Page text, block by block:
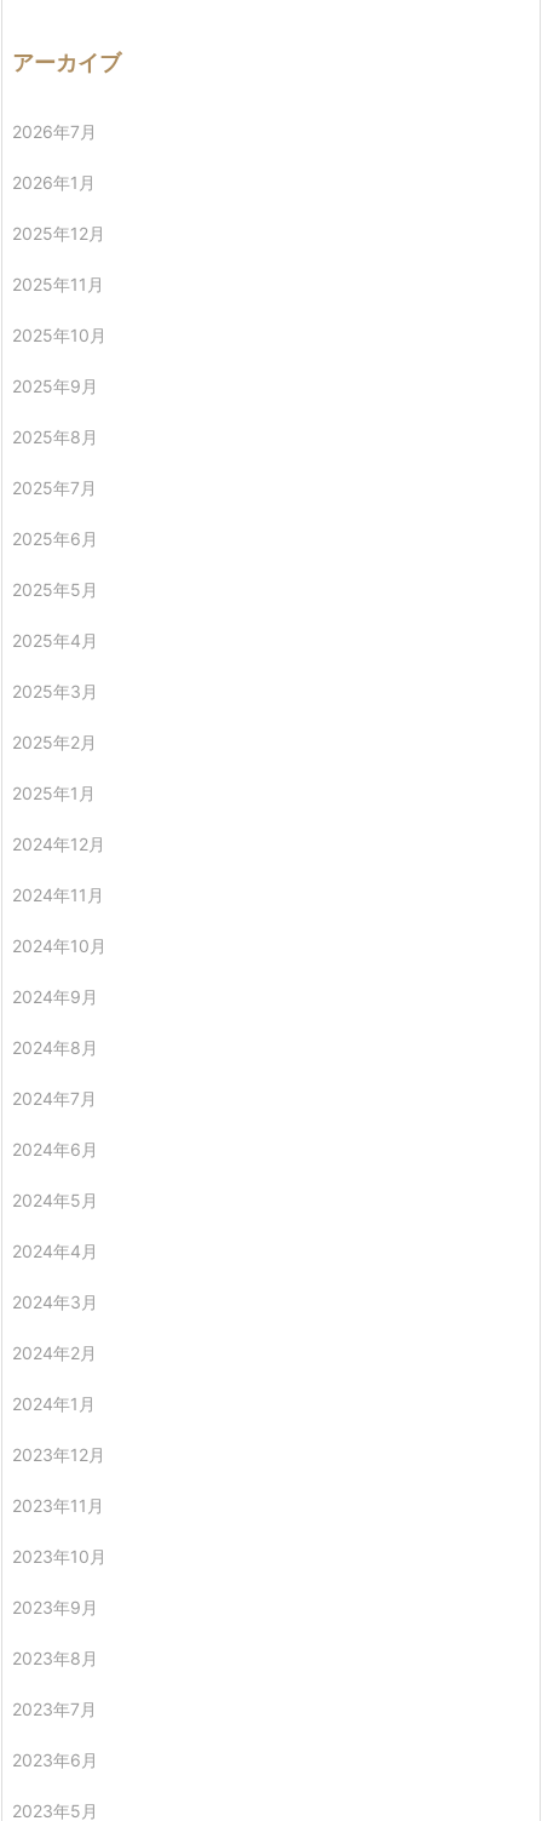
アーカイブ
2026年7月
2026年1月
2025年12月
2025年11月
2025年10月
2025年9月
2025年8月
2025年7月
2025年6月
2025年5月
2025年4月
2025年3月
2025年2月
2025年1月
2024年12月
2024年11月
2024年10月
2024年9月
2024年8月
2024年7月
2024年6月
2024年5月
2024年4月
2024年3月
2024年2月
2024年1月
2023年12月
2023年11月
2023年10月
2023年9月
2023年8月
2023年7月
2023年6月
2023年5月